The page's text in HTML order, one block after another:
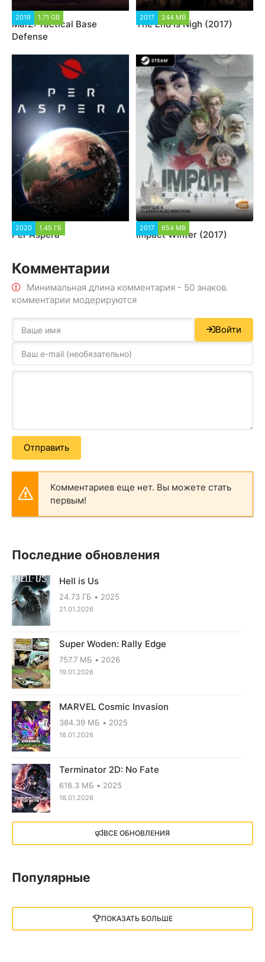
2019 1.71 GB
MarZ: Tactical Base
Defense
2017 244 MB
The End Is Nigh (2017)
2020 1.45 ГБ
Per Aspera
2017 654 MB
Impact Winter (2017)
Комментарии
Минимальная длина комментария - 50 знаков.
комментарии модерируются
Войти
Отправить
Комментариев еще нет. Вы можете стать
первым!
Последние обновления
Hell is Us
24.73 ГБ 2025
21.01.2026
Super Woden: Rally Edge
757.7 МБ 2026
19.01.2026
MARVEL Cosmic Invasion
384.39 МБ 2025
18.01.2026
Terminator 2D: No Fate
618.3 МБ 2025
18.01.2026
X4: Foundations (2018)
13.73 GB 2018
13 ГБ 2025
ВСЕ ОБНОВЛЕНИЯ
Популярные
ПОКАЗАТЬ БОЛЬШЕ